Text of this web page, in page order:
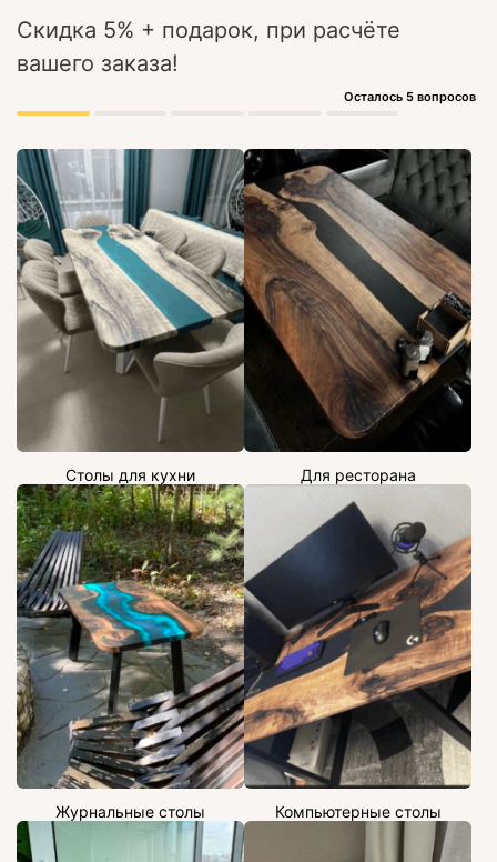
Скидка 5% + подарок, при расчёте
вашего заказа!
Осталось 5 вопросов
Столы для кухни Для ресторана
Журнальные столы Компьютерные столы